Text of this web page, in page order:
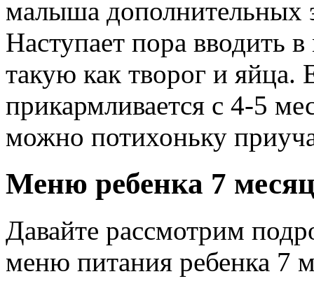
малыша дополнительных
Наступает пора вводить
такую как творог и яйца.
прикармливается с 4-5
можно потихоньку
Меню ребенка 7
Давайте рассмотрим
меню питания ребенка 7